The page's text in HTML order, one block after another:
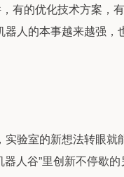
有的优化技术方案，
人的本事越来越强，
验室的新想法转眼
人谷”里创新不停歇的